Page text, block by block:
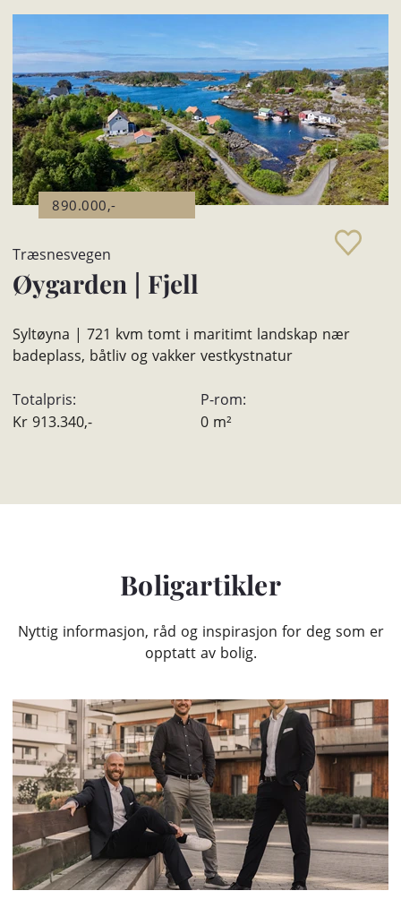
890.000,-
Træsnesvegen
Øygarden | Fjell
Syltøyna | 721 kvm tomt i maritimt landskap nær
badeplass, båtliv og vakker vestkystnatur
Totalpris:
Kr 913.340,-
P-rom:
0 m²
Boligartikler
Nyttig informasjon, råd og inspirasjon for deg som er
opptatt av bolig.